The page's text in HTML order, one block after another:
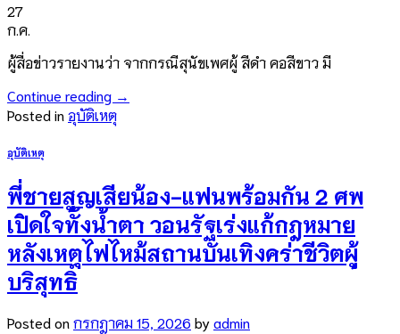
27
ก.ค.
ผู้สื่อข่าวรายงานว่า จากกรณีสุนัขเพศผู้ สีดำ คอสีขาว มี
Continue reading →
Posted inอุบัติเหตุ
อุบัติเหตุ
พี่ชายสูญเสียน้อง-แฟนพร้อมกัน 2 ศพ
เปิดใจทั้งน้ำตา วอนรัฐเร่งแก้กฎหมาย
หลังเหตุไฟไหม้สถานบันเทิงคร่าชีวิตผู้
บริสุทธิ์
Posted onกรกฎาคม 15, 2026 byadmin